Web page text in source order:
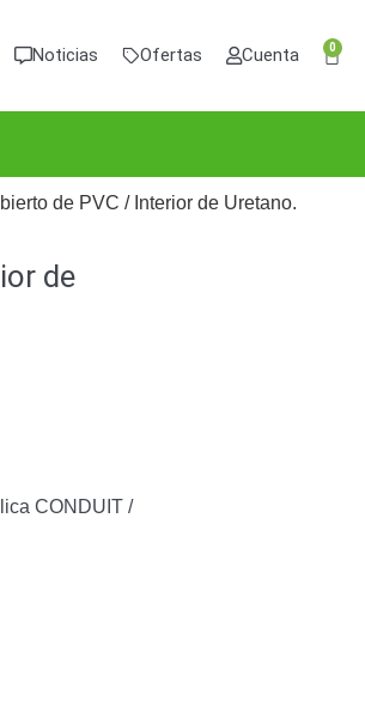
Noticias Ofertas Cuenta 0
de PVC / Interior de Uretano.
de
CONDUIT /